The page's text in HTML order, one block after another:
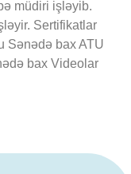
müdiri işləyib.
Sertifikatlar
Sənədə bax ATU
bax Videolar